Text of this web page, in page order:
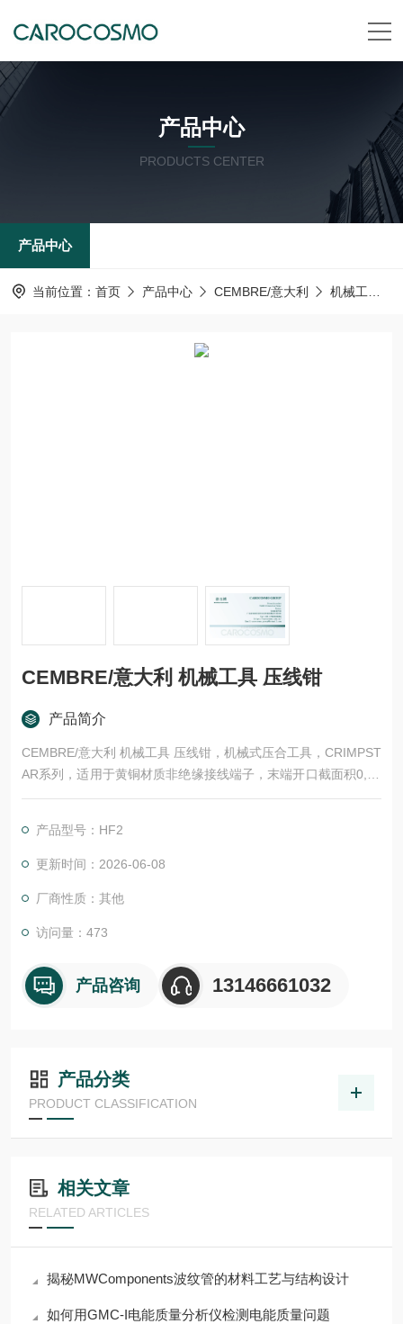
产品中心
PRODUCTS CENTER
产品中心
当前位置： 首页 产品中心 CEMBRE/意大利 机械工具
CEMBRE/意大利 机械工具 压线钳
产品简介
CEMBRE/意大利 机械工具 压线钳，机械式压合工具，CRIMPST
AR系列，适用于黄铜材质非绝缘接线端子，末端开口截面积0,08
~1,3mm2
产品型号：HF2
更新时间：2026-06-08
厂商性质：其他
访问量：473
产品咨询 13146661032
产品分类
PRODUCT CLASSIFICATION
相关文章
RELATED ARTICLES
揭秘MWComponents波纹管的材料工艺与结构设计
如何用GMC-I电能质量分析仪检测电能质量问题